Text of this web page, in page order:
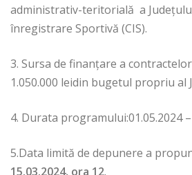
administrativ-teritorială a
înregistrare Sportivă (CIS).
3. Sursa de finanțare a
1.050.000 leidin bugetul propriu al
4. Durata programului:01.05.2024 –
5.Data limită de depunere a
15.03.2024, ora 12.